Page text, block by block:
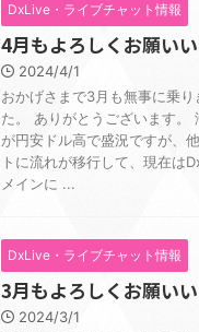
DxLive・ライブチャット情報
4月もよろしくお願い
2024/4/1
おかげさまで3月も無事に乗り
た。 ありがとうございます。
が円安ドル高で盛況ですが、
トに流れが移行して、現在は
メインに ...
DxLive・ライブチャット情報
3月もよろしくお願い
2024/3/1